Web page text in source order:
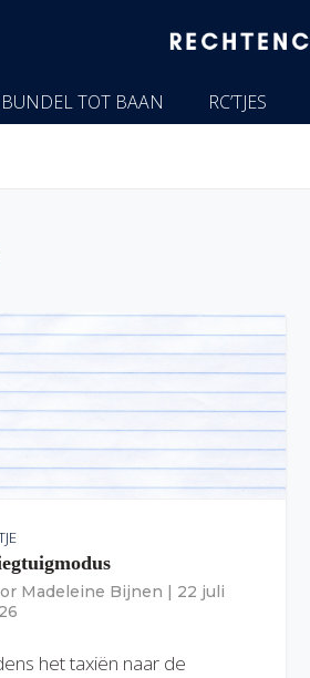
TOT BAAN RC’TJES
Madeleine Bijnen | 22 juli
het taxiën naar de